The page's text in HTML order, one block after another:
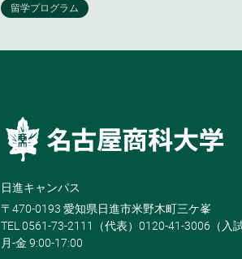
日進キャンパス
〒470-0193 愛知県日進市米野木町三ケ峯
TEL 0561-73-2111（代表）0120-41-3006（入試
月-金 9:00-17:00